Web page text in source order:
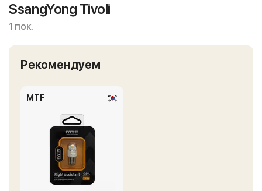
SsangYong Tivoli
1 пок.
Рекомендуем
MTF